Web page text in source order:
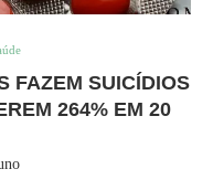
FAZEM SUICÍDIOS
264% EM 20